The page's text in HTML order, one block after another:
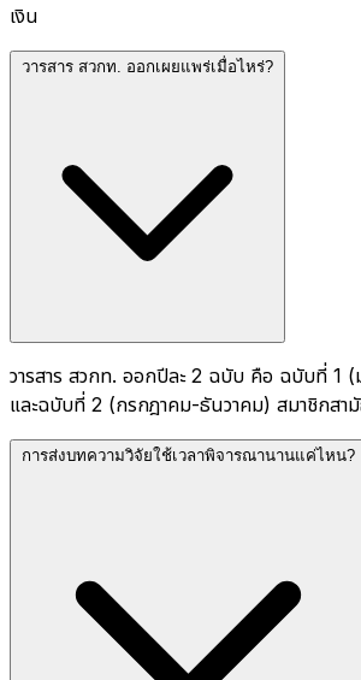
เงิน
วารสาร สวกท. ออกเผยแพร่เมื่อไหร่?
วารสาร สวกท. ออกปีละ 2 ฉบับ คือ ฉบับที่ 1
และฉบับที่ 2 (กรกฎาคม-ธันวาคม) สมาชิกสา
การส่งบทความวิจัยใช้เวลาพิจารณานานแค่ไหน?